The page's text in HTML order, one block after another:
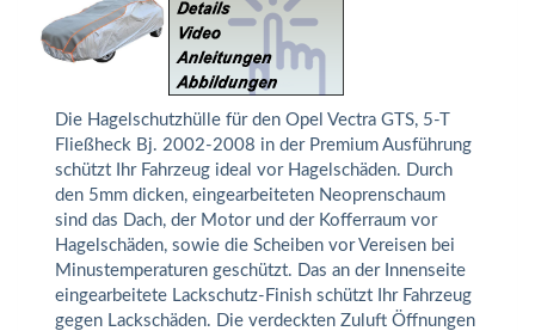
Die Hagelschutzhülle für den Opel Vectra GTS, 5-T
Fließheck Bj. 2002-2008 in der Premium Ausführung
schützt Ihr Fahrzeug ideal vor Hagelschäden. Durch
den 5mm dicken, eingearbeiteten Neoprenschaum
sind das Dach, der Motor und der Kofferraum vor
Hagelschäden, sowie die Scheiben vor Vereisen bei
Minustemperaturen geschützt. Das an der Innenseite
eingearbeitete Lackschutz-Finish schützt Ihr Fahrzeug
gegen Lackschäden. Die verdeckten Zuluft Öffnungen